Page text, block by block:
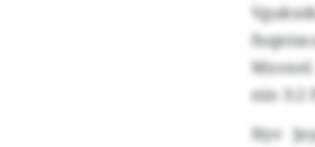
nin 3:2
Nyv